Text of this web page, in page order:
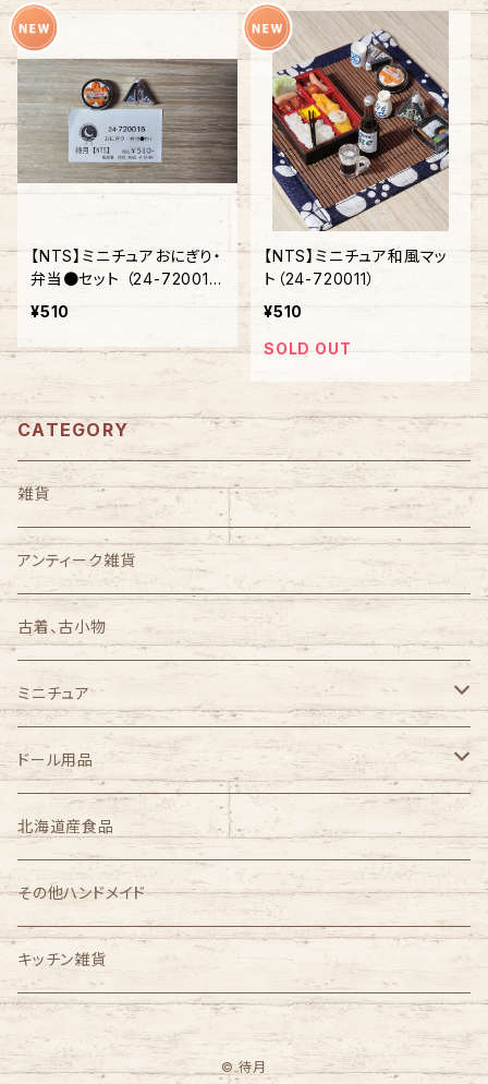
【NTS】ミニチュアおにぎり・
弁当●セット （24-72001
6）
¥510
【NTS】ミニチュア和風マッ
ト（24-720011）
¥510
SOLD OUT
CATEGORY
雑貨
アンティーク雑貨
古着、古小物
ミニチュア
1/3スケール
1/4スケール
1/6スケール
1/12スケール
ドール用品
完成品ドールセット
azone
オビツ製作所
北海道産食品
その他ハンドメイド
キッチン雑貨
© 待月